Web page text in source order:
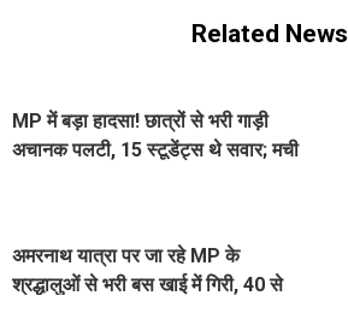
Related News
MP में बड़ा हादसा! छात्रों से भरी गाड़ी
अचानक पलटी, 15 स्टूडेंट्स थे सवार; मची
अमरनाथ यात्रा पर जा रहे MP के
श्रद्धालुओं से भरी बस खाई में गिरी, 40 से